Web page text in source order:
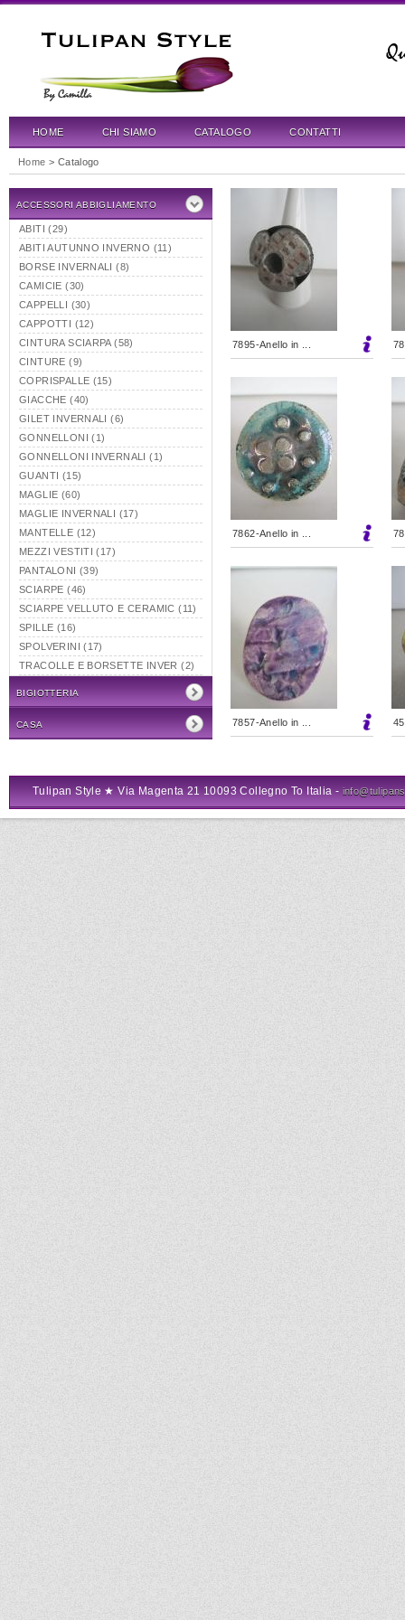
HOME CHI SIAMO CATALOGO CONTATTI
Home > Catalogo
ACCESSORI ABBIGLIAMENTO
ABITI (29)
ABITI AUTUNNO INVERNO (11)
BORSE INVERNALI (8)
CAMICIE (30)
CAPPELLI (30)
CAPPOTTI (12)
CINTURA SCIARPA (58)
CINTURE (9)
COPRISPALLE (15)
GIACCHE (40)
GILET INVERNALI (6)
GONNELLONI (1)
GONNELLONI INVERNALI (1)
GUANTI (15)
MAGLIE (60)
MAGLIE INVERNALI (17)
MANTELLE (12)
MEZZI VESTITI (17)
PANTALONI (39)
SCIARPE (46)
SCIARPE VELLUTO E CERAMIC (11)
SPILLE (16)
SPOLVERINI (17)
TRACOLLE E BORSETTE INVER (2)
BIGIOTTERIA
CASA
7895-Anello in ...
7862-Anello in ...
7857-Anello in ...
Tulipan Style ★ Via Magenta 21 10093 Collegno To Italia -